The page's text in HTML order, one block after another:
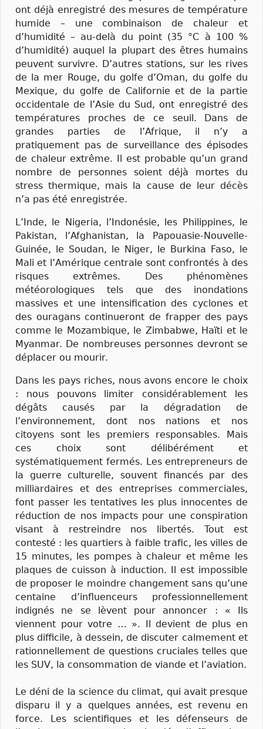
ont déjà enregistré des mesures de température
humide – une combinaison de chaleur et
d’humidité – au-delà du point (35 °C à 100 %
d’humidité) auquel la plupart des êtres humains
peuvent survivre. D’autres stations, sur les rives
de la mer Rouge, du golfe d’Oman, du golfe du
Mexique, du golfe de Californie et de la partie
occidentale de l’Asie du Sud, ont enregistré des
températures proches de ce seuil. Dans de
grandes parties de l’Afrique, il n’y a
pratiquement pas de surveillance des épisodes
de chaleur extrême. Il est probable qu’un grand
nombre de personnes soient déjà mortes du
stress thermique, mais la cause de leur décès
n’a pas été enregistrée.
L’Inde, le Nigeria, l’Indonésie, les Philippines, le
Pakistan, l’Afghanistan, la Papouasie-Nouvelle-
Guinée, le Soudan, le Niger, le Burkina Faso, le
Mali et l’Amérique centrale sont confrontés à des
risques extrêmes. Des phénomènes
météorologiques tels que des inondations
massives et une intensification des cyclones et
des ouragans continueront de frapper des pays
comme le Mozambique, le Zimbabwe, Haïti et le
Myanmar. De nombreuses personnes devront se
déplacer ou mourir.
Dans les pays riches, nous avons encore le choix
: nous pouvons limiter considérablement les
dégâts causés par la dégradation de
l’environnement, dont nos nations et nos
citoyens sont les premiers responsables. Mais
ces choix sont délibérément et
systématiquement fermés. Les entrepreneurs de
la guerre culturelle, souvent financés par des
milliardaires et des entreprises commerciales,
font passer les tentatives les plus innocentes de
réduction de nos impacts pour une conspiration
visant à restreindre nos libertés. Tout est
contesté : les quartiers à faible trafic, les villes de
15 minutes, les pompes à chaleur et même les
plaques de cuisson à induction. Il est impossible
de proposer le moindre changement sans qu’une
centaine d’influenceurs professionnellement
indignés ne se lèvent pour annoncer : « Ils
viennent pour votre … ». Il devient de plus en
plus difficile, à dessein, de discuter calmement et
rationnellement de questions cruciales telles que
les SUV, la consommation de viande et l’aviation.
Le déni de la science du climat, qui avait presque
disparu il y a quelques années, est revenu en
force. Les scientifiques et les défenseurs de